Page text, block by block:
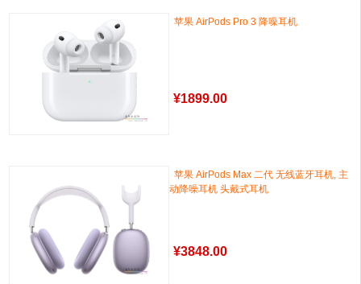
苹果 AirPods Pro 3 降噪耳机
¥1899.00
苹果 AirPods Max 二代 无线蓝牙耳机, 主
动降噪耳机 头戴式耳机
¥3848.00